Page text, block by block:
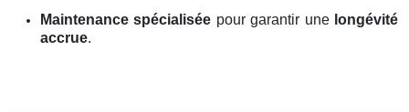
Maintenance spécialisée pour garantir une longévité
accrue.